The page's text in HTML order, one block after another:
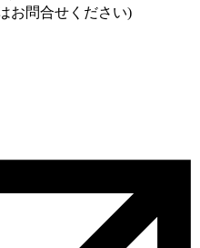
お問合せください)